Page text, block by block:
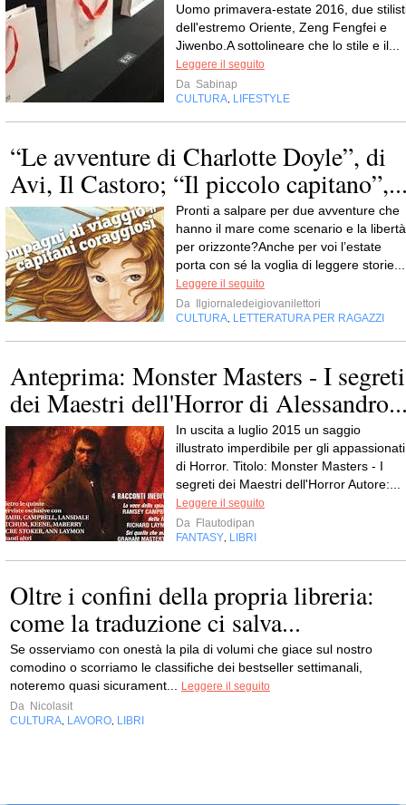
Uomo primavera-estate 2016, due
dell'estremo Oriente, Zeng Fengfei e
Jiwenbo.A sottolineare che lo stile e il...
Leggere il seguito
Da Sabinap
CULTURA LIFESTYLE
“Le avventure di Charlotte Doyle”, di
Avi, Il Castoro; “Il piccolo
Pronti a salpare per due avventure che
hanno il mare come scenario e la libertà
per orizzonte?Anche per voi l’estate
porta con sé la voglia di leggere storie...
Leggere il seguito
Da
Ilgiornaledeigiovanilettori
CULTURA LETTERATURA PER RAGAZZI
Anteprima: Monster Masters - I segreti
dei Maestri dell'Horror di
In uscita a luglio 2015 un saggio
illustrato imperdibile per gli appassionati
di Horror. Titolo: Monster Masters - I
segreti dei Maestri dell'Horror Autore:...
Leggere il seguito
Da Flautodipan
FANTASY LIBRI
Oltre i confini della propria libreria:
come la traduzione ci salva...
Se osserviamo con onestà la pila di volumi che giace sul nostro
comodino o scorriamo le classifiche dei bestseller settimanali,
noteremo quasi sicurament...
Leggere il seguito
Da Nicolasit
CULTURA LAVORO LIBRI